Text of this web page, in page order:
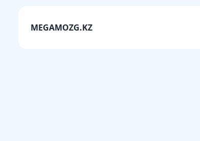
MEGAMOZG.KZ